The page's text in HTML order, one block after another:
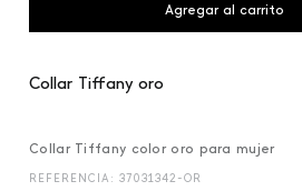
Agregar al carrito
Collar Tiffany oro
Collar Tiffany color oro para mujer
REFERENCIA : 37031342-OR